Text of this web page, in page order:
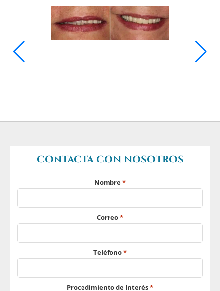
CONTACTA CON NOSOTROS
Nombre*
Correo*
Teléfono*
Procedimiento de Interés*